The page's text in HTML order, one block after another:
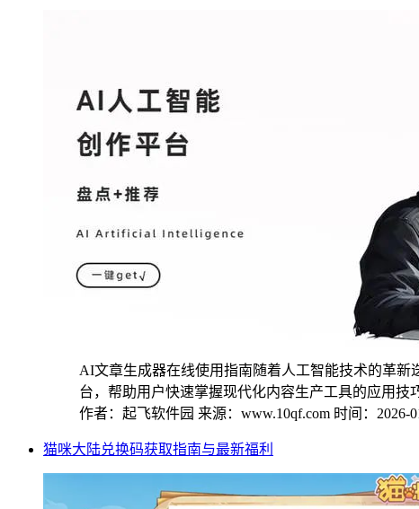
AI文章生成器在线使用指南随着人工智能技术的革
台，帮助用户快速掌握现代化内容生产工具的应用技
作者：起飞软件园 来源：www.10qf.com 时间：2026-
猫咪大陆兑换码获取指南与最新福利